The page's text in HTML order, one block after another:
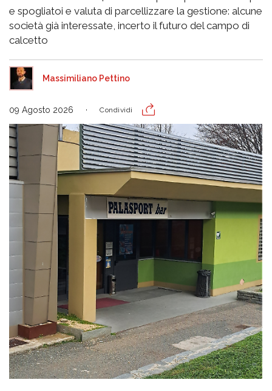
e spogliatoi e valuta di parcellizzare la gestione: alcune
società già interessate, incerto il futuro del campo di
calcetto
Massimiliano Pettino
09 Agosto 2026 Condividi